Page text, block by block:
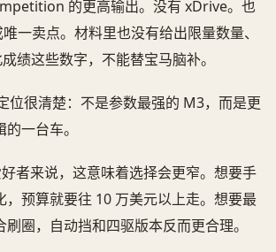
的更高输出。没有 xDrive。也
一卖点。材料里也没有给出限量数量、
绩这些数字，不能替宝马脑补。
位很清楚：不是参数最强的 M3，而是更
一台车。
者来说，这意味着选择会更窄。想要手
，预算就要往 10 万美元以上走。想要最
圈，自动挡和四驱版本反而更合理。